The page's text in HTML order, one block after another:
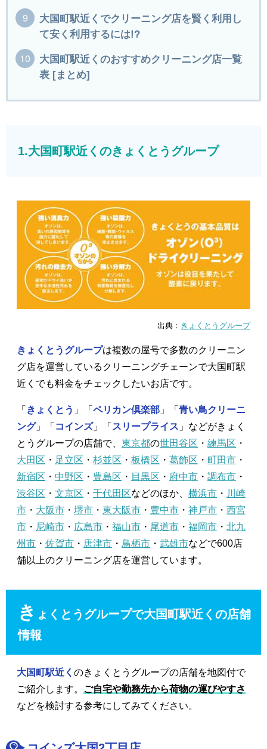
大国町駅近くでクリーニング店を賢く利用し
て安く利用するには!?
大国町駅近くのおすすめクリーニング店一覧
表 [まとめ]
1.大国町駅近くのきょくとうグループ
出典： きょくとうグループ
きょくとうグループは複数の屋号で多数のクリーニン
グ店を運営しているクリーニングチェーンで大国町駅
近くでも料金をチェックしたいお店です。
「 きょくとう 」「 ペリカン倶楽部 」「 青い鳥クリーニ
ング」「 コインズ」「 スリープライス 」などがきょく
とうグループの店舗で、 東京都の世田谷区 ・ 練馬区 ・
大田区 ・ 足立区 ・ 杉並区 ・ 板橋区 ・ 葛飾区 ・ 町田市 ・
新宿区 ・ 中野区 ・ 豊島区 ・ 目黒区 ・ 府中市 ・ 調布市 ・
渋谷区 ・ 文京区 ・ 千代田区などのほか、 横浜市 ・ 川崎
市 ・ 大阪市 ・ 堺市 ・ 東大阪市 ・ 豊中市 ・ 神戸市 ・ 西宮
市 ・ 尼崎市 ・ 広島市 ・ 福山市 ・ 尾道市 ・ 福岡市 ・ 北九
州市 ・ 佐賀市 ・ 唐津市 ・ 鳥栖市 ・ 武雄市などで600店
舗以上のクリーニング店を運営しています。
き ょくとうグループで大国町駅近くの店舗
情報
大国町駅近く のきょくとうグループの店舗を地図付で
ご紹介します。 ご自宅や勤務先から荷物の運びやすさ
などを検討する参考にしてみてください。